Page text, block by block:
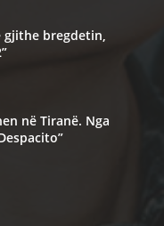
bregdetin,
në Tiranë. Nga